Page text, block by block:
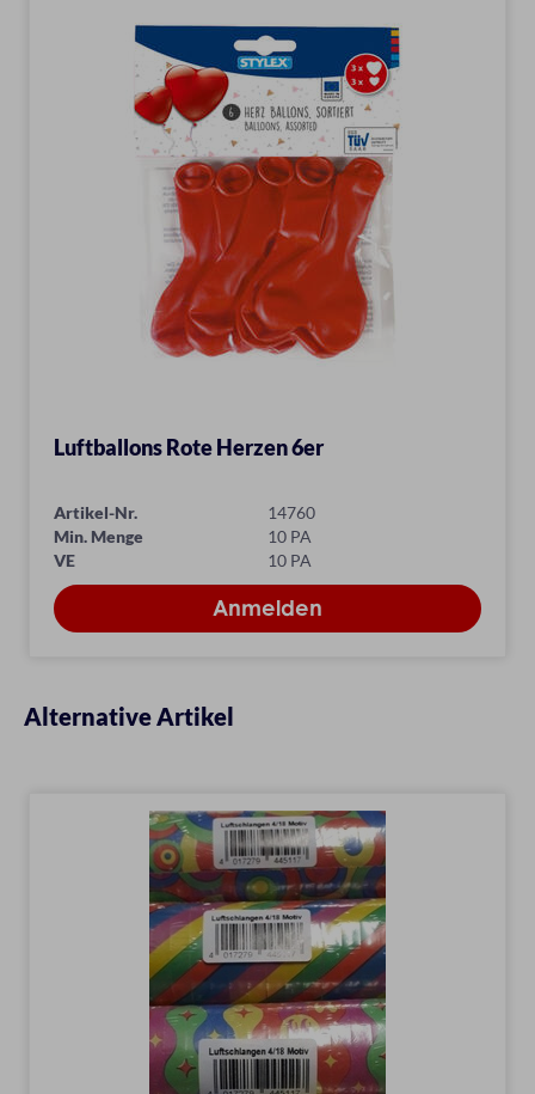
Luftballons Rote Herzen 6er
Artikel-Nr.
14760
Min. Menge
10 PA
VE
10 PA
Alternative Artikel